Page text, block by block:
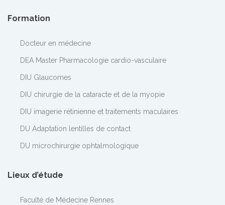
Formation
Docteur en médecine
DEA Master Pharmacologie cardio-vasculaire
DIU Glaucomes
DIU chirurgie de la cataracte et de la myopie
DIU imagerie rétinienne et traitements maculaires
DU Adaptation lentilles de contact
DU microchirurgie ophtalmologique
Lieux d’étude
Faculté de Médecine Rennes